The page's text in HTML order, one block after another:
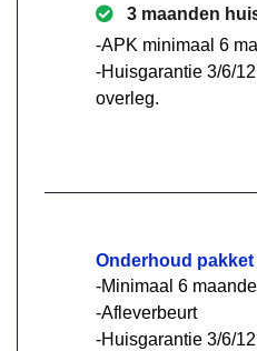
3 maanden
-APK minimaal 6
-Huisgarantie 3/6/
overleg.
Onderhoud pakket
-Minimaal 6
-Afleverbeurt
-Huisgarantie 3/6/